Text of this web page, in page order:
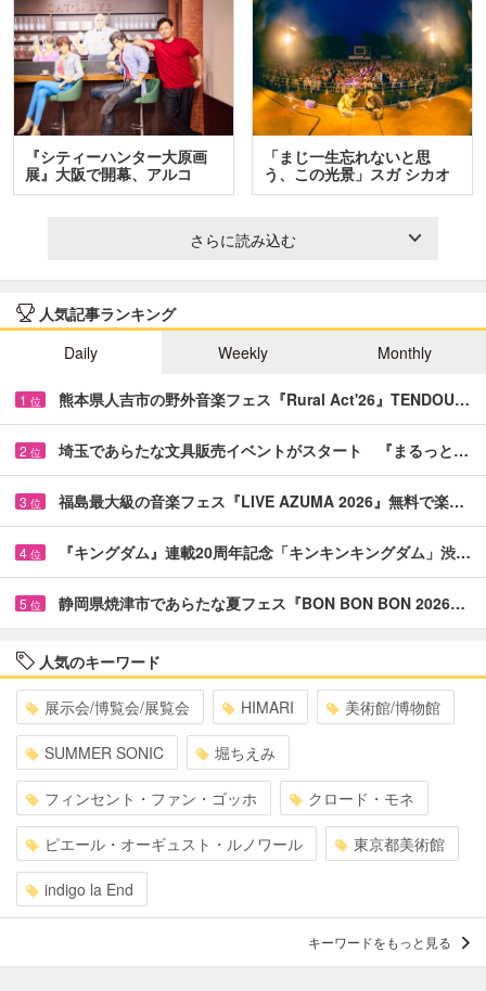
『シティーハンター大原画
展』大阪で開幕、アルコ
＆…
「まじ一生忘れないと思
う、この光景」スガ シカオ
と…
さらに読み込む
人気記事ランキング
Daily
Weekly Monthly
1 位 熊本県人吉市の野外音楽フェス『Rural Act'26』TENDOU…
2 位 埼玉であらたな文具販売イベントがスタート 『まるっと…
3 位 福島最大級の音楽フェス『LIVE AZUMA 2026』無料で楽…
4 位 『キングダム』連載20周年記念「キンキンキングダム」渋…
5 位 静岡県焼津市であらたな夏フェス『BON BON BON 2026…
人気のキーワード
展示会/博覧会/展覧会 HIMARI 美術館/博物館
SUMMER SONIC 堀ちえみ
フィンセント・ファン・ゴッホ クロード・モネ
ピエール・オーギュスト・ルノワール 東京都美術館
indigo la End
キーワードをもっと見る